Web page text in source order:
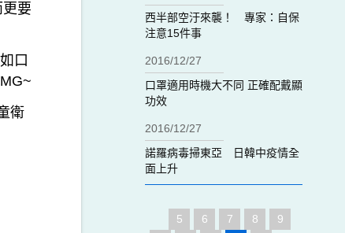
要
口
衛
西半部空汙來襲！ 專家：自保
注意15件事
2016/12/27
口罩適用時機大不同 正確配戴顯
功效
2016/12/27
諾羅病毒掃東亞 日韓中疫情全
面上升
5 6 7 8
9